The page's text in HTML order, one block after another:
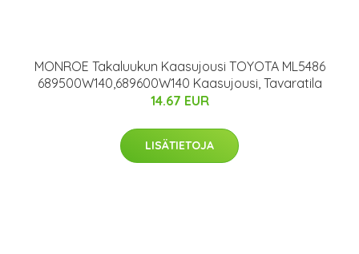
MONROE Takaluukun Kaasujousi TOYOTA ML5486
689500W140,689600W140 Kaasujousi, Tavaratila
14.67 EUR
LISÄTIETOJA